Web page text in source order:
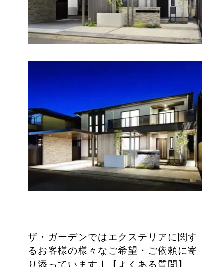
ザ・ガーデンではエクステリアに関す
るお客様の様々なご希望・ご依頼に寄
り添っています｜【よくある質問】